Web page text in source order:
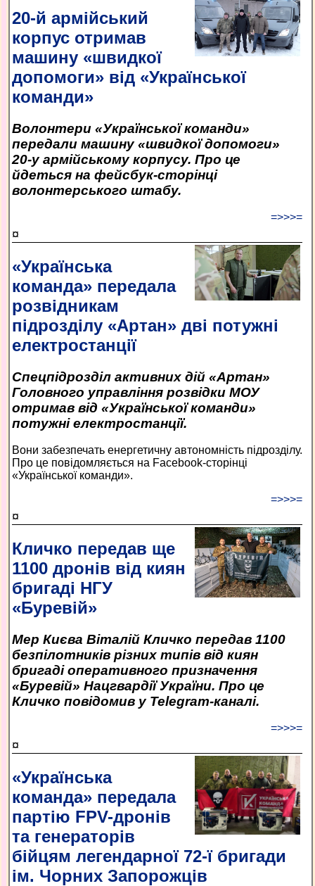
20-й армійський
корпус отримав
машину «швидкої
допомоги» від «Української
команди»
Волонтери «Української команди»
передали машину «швидкої допомоги»
20-у армійському корпусу. Про це
йдеться на фейсбук-сторінці
волонтерського штабу.
=>>>=
¤
«Українська
команда» передала
розвідникам
підрозділу «Артан» дві потужні
електростанції
Спецпідрозділ активних дій «Артан»
Головного управління розвідки МОУ
отримав від «Української команди»
потужні електростанції.
Вони забезпечать енергетичну автономність підрозділу.
Про це повідомляється на Facebook-сторінці
«Української команди».
=>>>=
¤
Кличко передав ще
1100 дронів від киян
бригаді НГУ
«Буревій»
Мер Києва Віталій Кличко передав 1100
безпілотників різних типів від киян
бригаді оперативного призначення
«Буревій» Нацгвардії України. Про це
Кличко повідомив у Telegram-каналі.
=>>>=
¤
«Українська
команда» передала
партію FPV-дронів
та генераторів
бійцям легендарної 72-ї бригади
ім. Чорних Запорожців